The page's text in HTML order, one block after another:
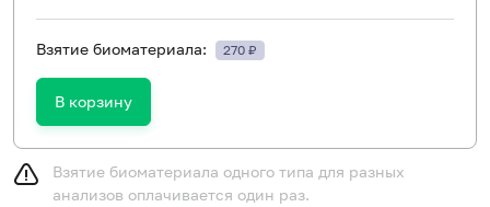
Взятие биоматериала: 270 ₽
В корзину
Взятие биоматериала одного типа для разных
анализов оплачивается один раз.